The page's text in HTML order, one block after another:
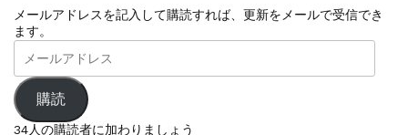
メールアドレスを記入して購読すれば、更新をメールで受信でき
ます。
メ
ー
ル
ア
ド
レ
購読
34人の購読者に加わりましょう